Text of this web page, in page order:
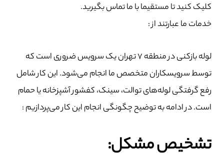
کلیک کنید تا مستقیما با ما تماس بگیرید.
خدمات ما عبارتند از :
لوله بازکنی در منطقه ۷ تهران یک سرویس ضروری است که
توسط سرویسکاران متخصص ما انجام می‌شود. این کار شامل
رفع گرفتگی لوله‌های توالت، سینک، کفشور آشپزخانه یا حمام
است. در ادامه به توضیح چگونگی انجام این کار می‌پردازیم :
تشخیص مشکل: